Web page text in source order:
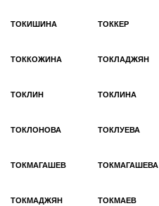
ТОКИШИНА ТОККЕР
ТОККОЖИНА ТОКЛАДЖЯН
ТОКЛИН ТОКЛИНА
ТОКЛОНОВА ТОКЛУЕВА
ТОКМАГАШЕВ ТОКМАГАШЕВА
ТОКМАДЖЯН ТОКМАЕВ